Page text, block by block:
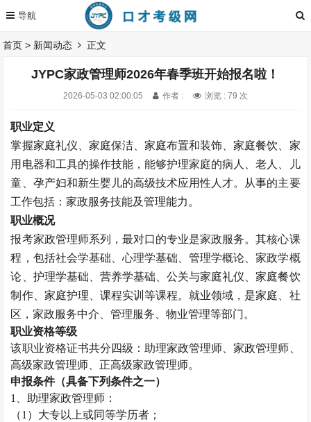
首页 > 新闻动态 正文
JYPC家政管理师2026年春季班开始报名啦！
2026-05-03 02:00:05 作者 : 浏览 : 79 次
职业定义
掌握家庭礼仪、家庭保洁、家庭布置和装饰、家庭餐饮、家
用电器和工具的操作技能，能够护理家庭的病人、老人、儿
童、孕产妇和新生婴儿的高级技术应用性人才。从事的主要
工作包括：家政服务技能及管理能力。
职业概况
报考家政管理师系列，最对口的专业是家政服务。其核心课
程，包括社会学基础、心理学基础、管理学概论、家政学概
论、护理学基础、营养学基础、公关与家庭礼仪、家庭餐饮
制作、家庭护理、课程实训等课程。就业领域，是家庭、社
区，家政服务中介、管理服务、物业管理等部门。
职业资格等级
该职业资格证书共分四级：助理家政管理师 、家政管理师
高级家政管理师 、正高级家政管理师。
申报条件（具备下列条件之一）
1、助理家政管理师 ：
（1）大专以上或同等学历者；